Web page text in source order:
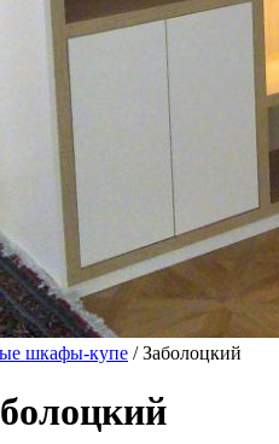
шкафы-купе / Заболоцкий